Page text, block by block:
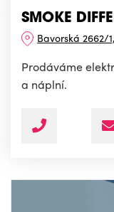
SMOKE
Bavorská 2662/
Prodáváme
a náplní.